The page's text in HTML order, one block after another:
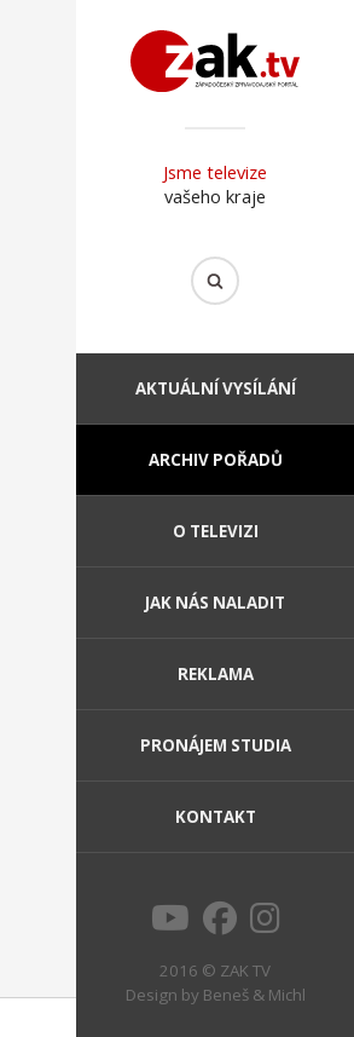
Jsme televize
vašeho kraje
AKTUÁLNÍ VYSÍLÁNÍ
ARCHIV POŘADŮ
O TELEVIZI
JAK NÁS NALADIT
REKLAMA
PRONÁJEM STUDIA
KONTAKT
2016 © ZAK TV
Design by Beneš & Michl